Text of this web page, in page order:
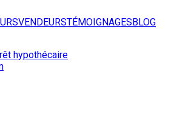
VENDEURSTÉMOIGNAGESBLOG
hypothécaire